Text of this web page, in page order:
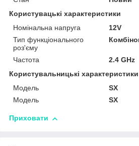
Користувацькi характеристики
Номінальна напруга
12V
Тип функціонального
роз'єму
Частота
2.4 GHz
Користувальницькі характеристики
Мoдель
SX
Модель
SX
Приховати